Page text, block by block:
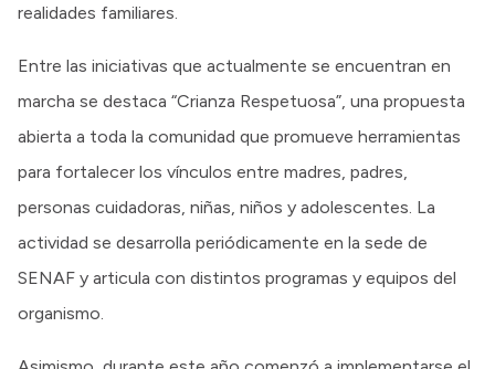
realidades familiares.
Entre las iniciativas que actualmente se encuentran en
marcha se destaca “Crianza Respetuosa”, una propuesta
abierta a toda la comunidad que promueve herramientas
para fortalecer los vínculos entre madres, padres,
personas cuidadoras, niñas, niños y adolescentes. La
actividad se desarrolla periódicamente en la sede de
SENAF y articula con distintos programas y equipos del
organismo.